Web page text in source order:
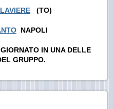
(TO)
NAPOLI
IN UNA DELLE
GRUPPO.